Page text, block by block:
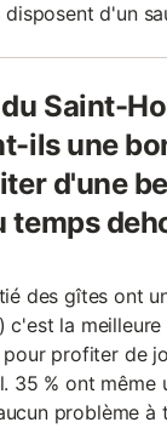
d'un
Saint-
ils une
d'une
temps
des gîtes ont
c'est la
pour profiter de
35 % ont même
problème à